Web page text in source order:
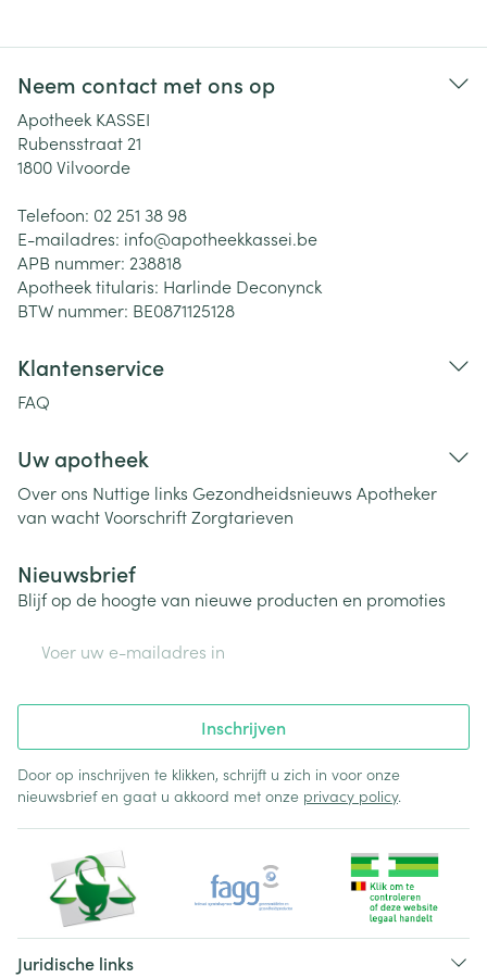
Neem contact met ons op
Apotheek KASSEI
Rubensstraat 21
1800Vilvoorde
Telefoon: 02 251 38 98
E-mailadres: info@apotheekkassei.be
APB nummer: 238818
Apotheek titularis: Harlinde Deconynck
BTW nummer: BE0871125128
Klantenservice
FAQ
Uw apotheek
Over ons Nuttige links Gezondheidsnieuws Apotheker
van wachtVoorschriftZorgtarieven
Nieuwsbrief
Blijf op de hoogte van nieuwe producten en promoties
Inschrijven
Door op inschrijven te klikken, schrijft u zich in voor onze
nieuwsbrief en gaat u akkoord met onze privacy policy.
Juridische links